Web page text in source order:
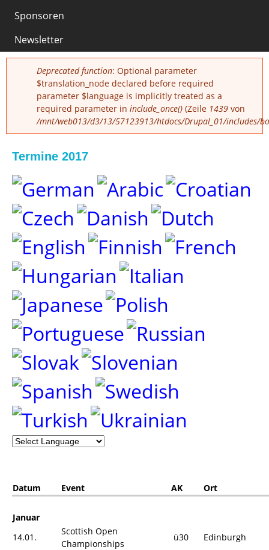
Sponsoren
Newsletter
Fehlermeldung
Deprecated function: Optional parameter
$translation_node declared before required
parameter $language is implicitly treated as a
required parameter in include_once() (Zeile 1439 von
/mnt/web013/d3/13/57123913/htdocs/Drupal_01/includes/
Termine 2017
Datum Event AK Ort
Januar
14.01.
Scottish Open
Championships
ü30
Edinburgh